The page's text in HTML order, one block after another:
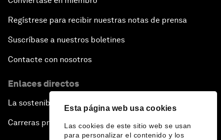
Esta página web usa cookies
Las cookies de este sitio web se usan
para personalizar el contenido y los
Regístrese para recibir nuestras notas de prensa
Suscríbase a nuestros boletines
Contacte con nosotros
Enlaces directos
La sostenibilidad en el Foro
Carreras profesionales